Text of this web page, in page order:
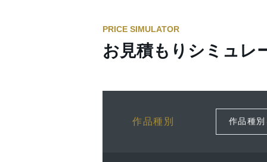
PRICE SIMULATOR
お見積もりシミュレ
作品種別